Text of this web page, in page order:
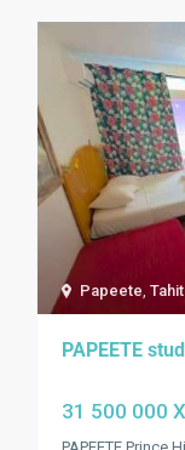
Papeete,
PAPEETE
31 500 000